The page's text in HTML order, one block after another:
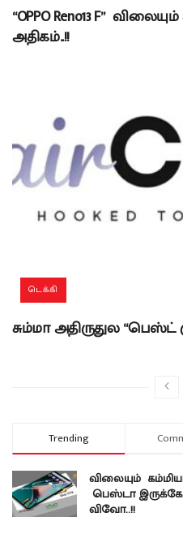
“OPPO Reno13 F”
அதிகம்..!!
டெக்கி
சும்மா அதிருதுல “பெஸ்ட்
Trending
விலையும்
பெஸ்டா
விவோ..!!